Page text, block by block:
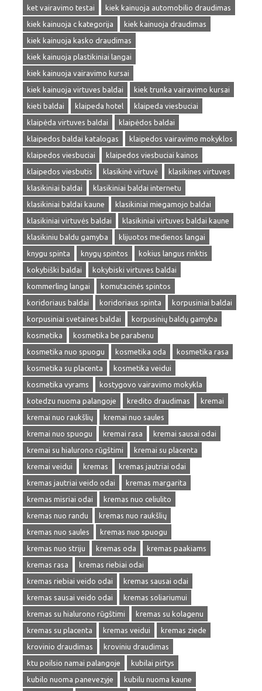
ket vairavimo testai
kiek kainuoja automobilio draudimas
kiek kainuoja c kategorija
kiek kainuoja draudimas
kiek kainuoja kasko draudimas
kiek kainuoja plastikiniai langai
kiek kainuoja vairavimo kursai
kiek kainuoja virtuves baldai
kiek trunka vairavimo kursai
kieti baldai
klaipeda hotel
klaipeda viesbuciai
klaipėda virtuves baldai
klaipėdos baldai
klaipedos baldai katalogas
klaipedos vairavimo mokyklos
klaipedos viesbuciai
klaipedos viesbuciai kainos
klaipedos viesbutis
klasikinė virtuvė
klasikines virtuves
klasikiniai baldai
klasikiniai baldai internetu
klasikiniai baldai kaune
klasikiniai miegamojo baldai
klasikiniai virtuvės baldai
klasikiniai virtuves baldai kaune
klasikiniu baldu gamyba
klijuotos medienos langai
knygu spinta
knygų spintos
kokius langus rinktis
kokybiški baldai
kokybiski virtuves baldai
kommerling langai
komutacinės spintos
koridoriaus baldai
koridoriaus spinta
korpusiniai baldai
korpusiniai svetaines baldai
korpusinių baldų gamyba
kosmetika
kosmetika be parabenu
kosmetika nuo spuogu
kosmetika oda
kosmetika rasa
kosmetika su placenta
kosmetika veidui
kosmetika vyrams
kostygovo vairavimo mokykla
kotedzu nuoma palangoje
kredito draudimas
kremai
kremai nuo raukšlių
kremai nuo saules
kremai nuo spuogu
kremai rasa
kremai sausai odai
kremai su hialurono rūgštimi
kremai su placenta
kremai veidui
kremas
kremas jautriai odai
kremas jautriai veido odai
kremas margarita
kremas misriai odai
kremas nuo celiulito
kremas nuo randu
kremas nuo raukšlių
kremas nuo saules
kremas nuo spuogu
kremas nuo striju
kremas oda
kremas paakiams
kremas rasa
kremas riebiai odai
kremas riebiai veido odai
kremas sausai odai
kremas sausai veido odai
kremas soliariumui
kremas su hialurono rūgštimi
kremas su kolagenu
kremas su placenta
kremas veidui
kremas ziede
krovinio draudimas
kroviniu draudimas
ktu poilsio namai palangoje
kubilai pirtys
kubilo nuoma panevezyje
kubilu nuoma kaune